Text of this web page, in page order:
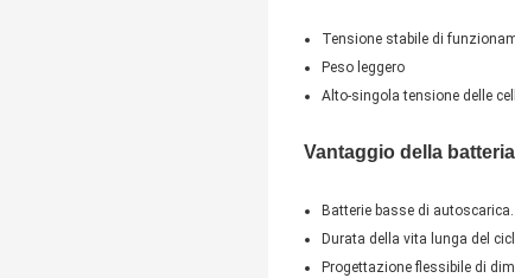
Tensione stabile di
Peso leggero
Alto-singola tensione delle
Vantaggio della batteria
Batterie basse di autoscarica.
Durata della vita lunga del
Progettazione flessibile di